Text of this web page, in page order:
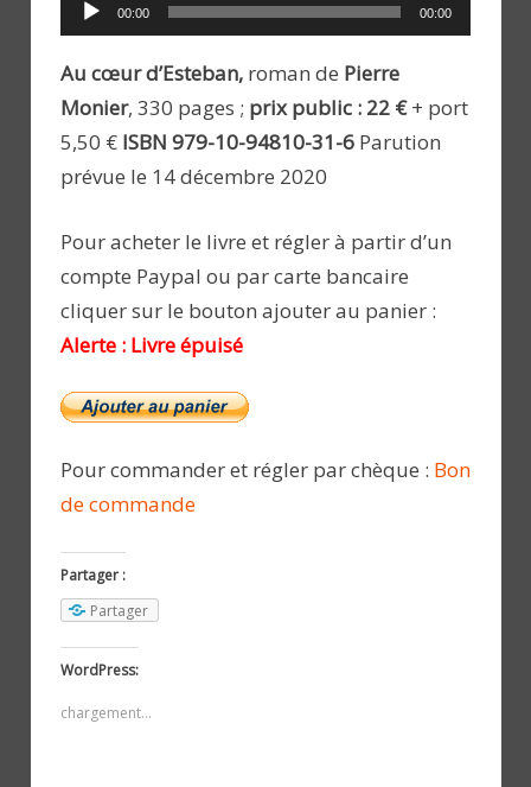
audio
00:00 00:00
Au cœur d’Esteban, roman de Pierre
Monier, 330 pages ; prix public : 22 €+ port
5,50 € ISBN 979-10-94810-31-6 Parution
prévue le 14 décembre 2020
Pour acheter le livre et régler à partir d’un
compte Paypal ou par carte bancaire
cliquer sur le bouton ajouter au panier :
Alerte : Livre épuisé
Pour commander et régler par chèque : Bon
de commande
Partager :
Partager
WordPress:
chargement…